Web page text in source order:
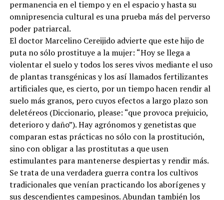
permanencia en el tiempo y en el espacio y hasta su
omnipresencia cultural es una prueba más del perverso
poder patriarcal.
El doctor Marcelino Cereijido advierte que este hijo de
puta no sólo prostituye a la mujer: “Hoy se llega a
violentar el suelo y todos los seres vivos mediante el uso
de plantas transgénicas y los así llamados fertilizantes
artificiales que, es cierto, por un tiempo hacen rendir al
suelo más granos, pero cuyos efectos a largo plazo son
deletéreos (Diccionario, please: “que provoca prejuicio,
deterioro y daño”). Hay agrónomos y genetistas que
comparan estas prácticas no sólo con la prostitución,
sino con obligar a las prostitutas a que usen
estimulantes para mantenerse despiertas y rendir más.
Se trata de una verdadera guerra contra los cultivos
tradicionales que venían practicando los aborígenes y
sus descendientes campesinos. Abundan también los